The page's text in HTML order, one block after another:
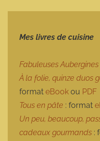
Mes livres de cuisine
Fabuleuses Aubergines
À la folie, quinze duos
format eBook ou PDF
Tous en pâte : format
Un peu, beaucoup,
cadeaux gourmands :